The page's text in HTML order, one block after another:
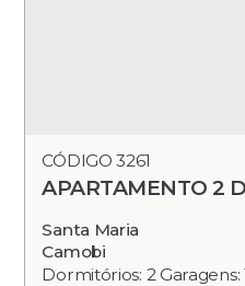
CÓDIGO 3261
APARTAMENTO 2
Santa Maria
Camobi
Dormitórios: 2 Garagens: